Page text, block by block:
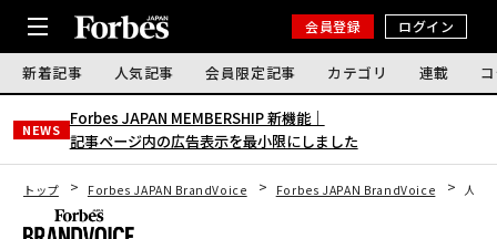
会員登録 ログイン
新着記事 人気記事 会員限定記事 カテゴリ 連載
NEWS
Forbes JAPAN MEMBERSHIP 新機能｜
記事ページ内の広告表示を最小限にしました
トップ Forbes JAPAN BrandVoice Forbes JAPAN BrandVoice 人的